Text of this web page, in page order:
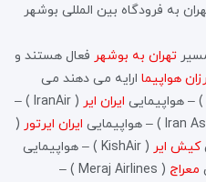
به فرودگاه بین المللی بوشهر
تهران به بوشهر فعال هستند و
هواپیما ارایه می دهند می
ایران ایر
( IranAir ) –
ایران ایرتور (
کیش ایر ( KishAir ) – هواپیمایی
معراج
( Meraj Airlines ) –